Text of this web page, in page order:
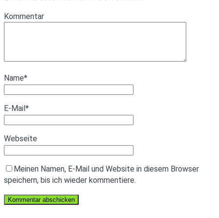
Kommentar
Name*
E-Mail*
Webseite
Meinen Namen, E-Mail und Website in diesem Browser
speichern, bis ich wieder kommentiere.